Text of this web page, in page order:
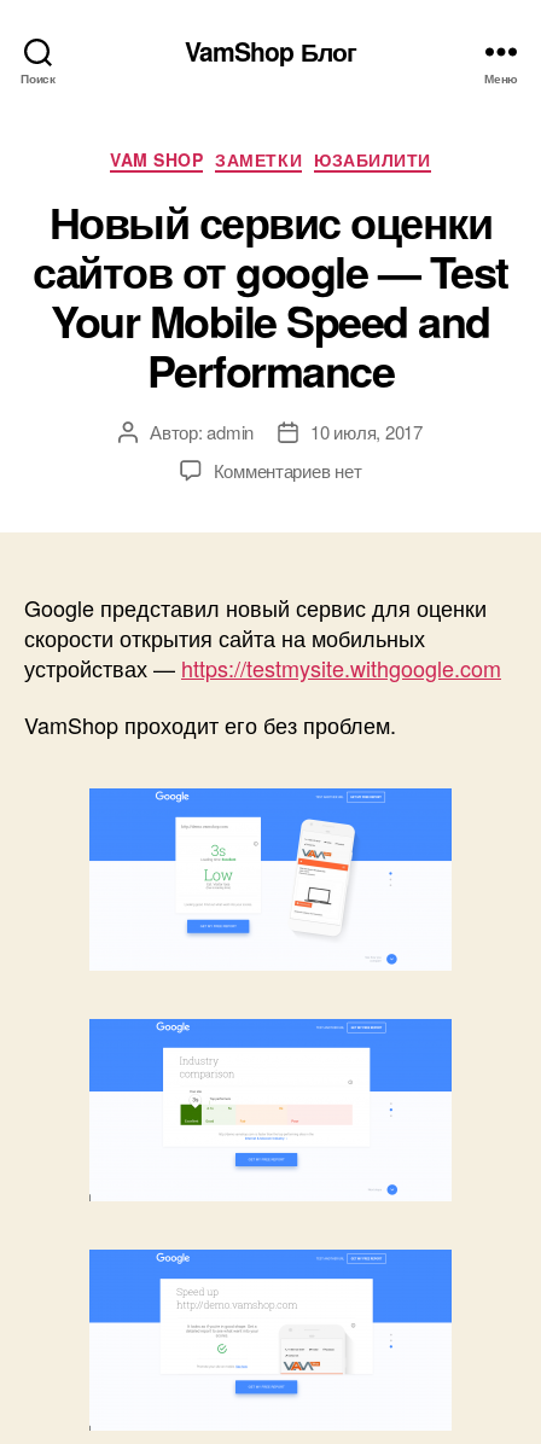
Поиск
VamShop Блог
Меню
Рубрики
VAM SHOP ЗАМЕТКИ ЮЗАБИЛИТИ
Новый сервис оценки
сайтов от google — Test
Your Mobile Speed and
Performance
Автор
записи
Автор:admin
Дата10 июля, 2017
Комментариевк
сайтов
от
google
—
Your
Speed
Performance
нет
Google представил новый сервис для оценки
скорости открытия сайта на мобильных
устройствах — https://testmysite.withgoogle.com
VamShop проходит его без проблем.